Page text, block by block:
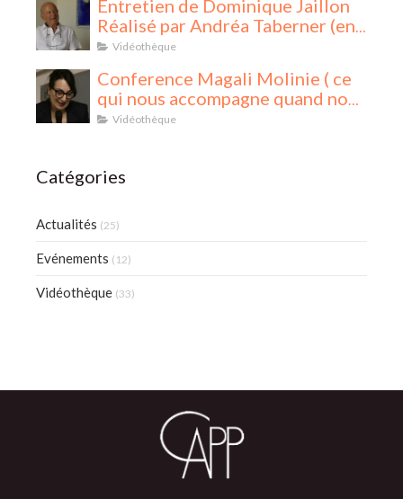
Entretien de Dominique Jaillon
Réalisé par Andréa Taberner (en
cinq parties)
Vidéothèque
Conference Magali Molinie ( ce
qui nous accompagne quand nous
accompagnons)
Vidéothèque
Catégories
Actualités (25)
Evénements (12)
Vidéothèque (33)